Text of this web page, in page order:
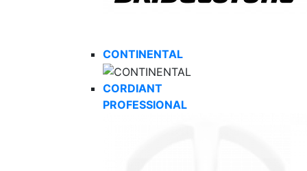
CONTINENTAL
CORDIANT
PROFESSIONAL